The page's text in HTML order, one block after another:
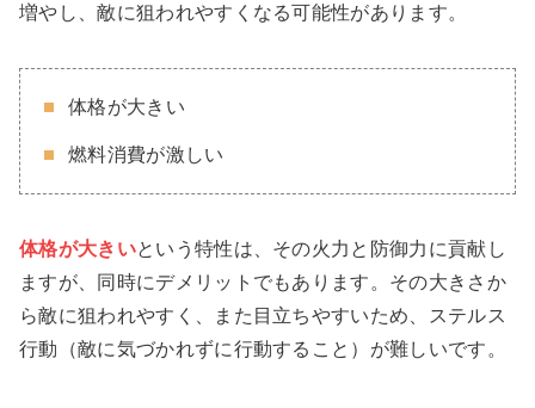
増やし、敵に狙われやすくなる可能性があります。
体格が大きい
燃料消費が激しい
体格が大きいという特性は、その火力と防御力に貢献し
ますが、同時にデメリットでもあります。その大きさか
ら敵に狙われやすく、また目立ちやすいため、ステルス
行動（敵に気づかれずに行動すること）が難しいです。